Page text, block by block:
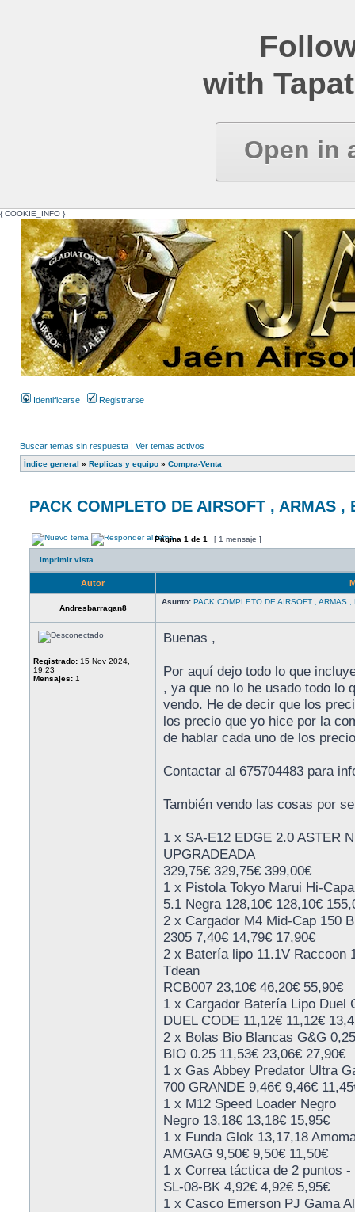
with
Open in
{ COOKIE_INFO }
Identificarse Registrarse
Buscar temas sin respuesta | Ver temas activos
Índice general » Replicas y equipo » Compra-Venta
PACK COMPLETO DE AIRSOFT , ARMAS ,
Página 1 de 1 [ 1 mensaje ]
Imprimir vista
Autor
Andresbarragan8
Asunto: PACK COMPLETO DE AIRSOFT , ARMAS
Registrado: 15 Nov 2024,
19:23
Mensajes: 1
Buenas ,
Por aquí dejo todo lo que
, ya que no lo he usado todo lo
vendo. He de decir que los
los precio que yo hice por la
de hablar cada uno de los
Contactar al 675704483 para
También vendo las cosas por
1 x SA-E12 EDGE 2.0 ASTER
UPGRADEADA
329,75€ 329,75€ 399,00€
1 x Pistola Tokyo Marui Hi-
5.1 Negra 128,10€ 128,10€
2 x Cargador M4 Mid-Cap 150
2305 7,40€ 14,79€ 17,90€
2 x Batería lipo 11.1V Raccoon
Tdean
RCB007 23,10€ 46,20€ 55,90€
1 x Cargador Batería Lipo Duel
DUEL CODE 11,12€ 11,12€
2 x Bolas Bio Blancas G&G
BIO 0.25 11,53€ 23,06€ 27,90€
1 x Gas Abbey Predator Ultra
700 GRANDE 9,46€ 9,46€
1 x M12 Speed Loader Negro
Negro 13,18€ 13,18€ 15,95€
1 x Funda Glok 13,17,18
AMGAG 9,50€ 9,50€ 11,50€
1 x Correa táctica de 2 puntos -
SL-08-BK 4,92€ 4,92€ 5,95€
1 x Casco Emerson PJ Gama